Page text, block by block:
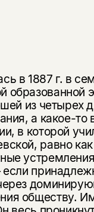
в 1887 г. в
образованной
из четырех
а какое-
в которой
равно
обществу.